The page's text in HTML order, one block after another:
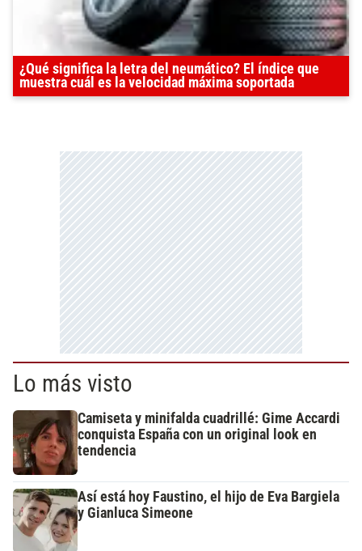
¿Qué significa la letra del neumático? El índice que
muestra cuál es la velocidad máxima soportada
Lo más visto
Camiseta y minifalda cuadrillé: Gime Accardi
conquista España con un original look en
tendencia
Así está hoy Faustino, el hijo de Eva Bargiela
y Gianluca Simeone